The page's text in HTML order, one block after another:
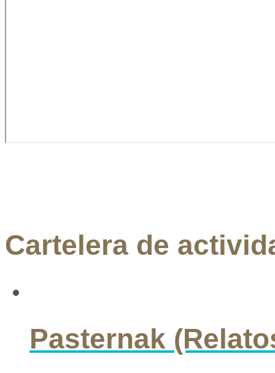
Cartelera de
Pasternak